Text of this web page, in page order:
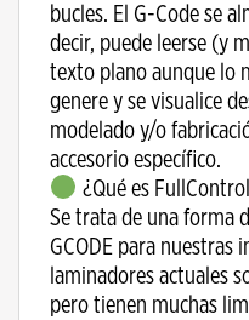
bucles. El G-Code se
decir, puede leerse (y
texto plano aunque lo
genere y se visualice
modelado y/o
accesorio específico.
¿Qué es
Se trata de una forma
GCODE para nuestras
laminadores actuales
pero tienen muchas